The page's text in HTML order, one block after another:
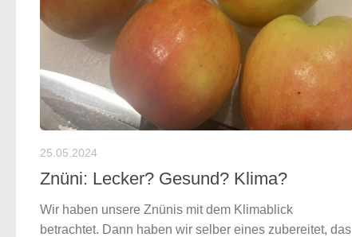
25.05.2024
Znüni: Lecker? Gesund? Klima?
Wir haben unsere Znünis mit dem Klimablick
betrachtet. Dann haben wir selber eines zubereitet, das